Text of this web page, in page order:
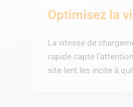
Optimisez la
La vitesse de
rapide capte
site lent les incite à